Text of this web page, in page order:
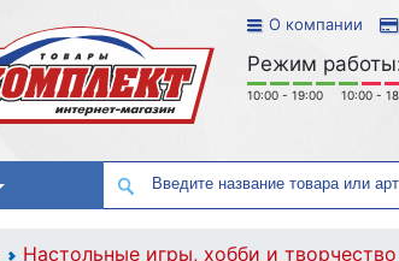
О компании
Режим
10:00 - 19:00 10:00 -
Настольные игры, хобби и творчество